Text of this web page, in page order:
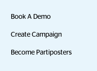
Book A Demo
Create Campaign
Become Partiposters